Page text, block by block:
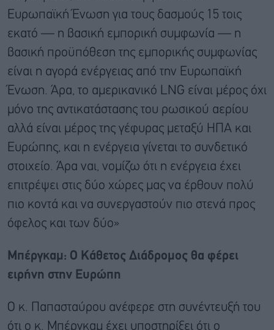
Ευρωπαϊκή Ένωση για τους δασμούς 15 τοις
εκατό — η βασική εμπορική συμφωνία — η
βασική προϋπόθεση της εμπορικής συμφωνίας
είναι η αγορά ενέργειας από την Ευρωπαϊκή
Ένωση. Άρα, το αμερικανικό LNG είναι μέρος όχι
μόνο της αντικατάστασης του ρωσικού αερίου
αλλά είναι μέρος της γέφυρας μεταξύ ΗΠΑ και
Ευρώπης, και η ενέργεια γίνεται το συνδετικό
στοιχείο. Άρα ναι, νομίζω ότι η ενέργεια έχει
επιτρέψει στις δύο χώρες μας να έρθουν πολύ
πιο κοντά και να συνεργαστούν πιο στενά προς
όφελος και των δύο»
Μπέργκαμ: Ο Κάθετος Διάδρομος θα φέρει
ειρήνη στην Ευρώπη
Ο κ. Παπασταύρου ανέφερε στη συνέντευξή του
ότι ο κ. Μπέργκαμ έχει υποστηρίξει ότι ο